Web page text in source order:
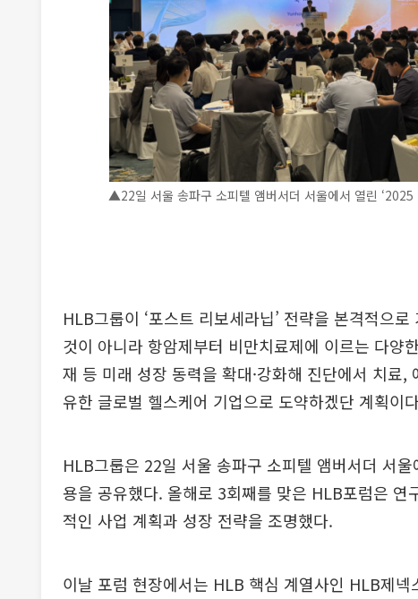
▲22일 서울 송파구 소피텔 앰버서더 서울에서 열린
HLB그룹이 ‘포스트 리보세라닙’ 전략을 본격적으
것이 아니라 항암제부터 비만치료제에 이르는 다양
재 등 미래 성장 동력을 확대·강화해 진단에서 치료
유한 글로벌 헬스케어 기업으로 도약하겠단 계획이
HLB그룹은 22일 서울 송파구 소피텔 앰버서더 서
용을 공유했다. 올해로 3회째를 맞은 HLB포럼은
적인 사업 계획과 성장 전략을 조명했다.
이날 포럼 현장에서는 HLB 핵심 계열사인 HLB제